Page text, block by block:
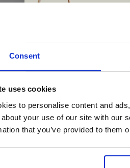
Consent
uses cookies
to personalise content and
your use of our site with our
that you’ve provided to them
De
In onze showroom
gerenommeerde
van